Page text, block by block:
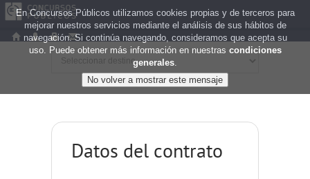
Datos del contrato
En Concursos Públicos utilizamos cookies propias y de terceros para
mejorar nuestros servicios mediante el análisis de sus hábitos de
navegación. Si continúa navegando, consideramos que acepta su
uso. Puede obtener más información en nuestras condiciones
generales.